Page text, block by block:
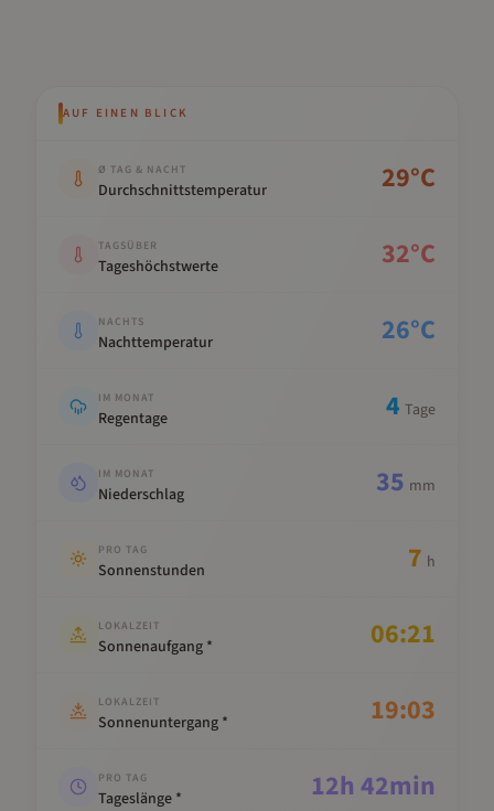
AUF EINEN BLICK
Ø TAG & NACHT
Durchschnittstemperatur 29°C
TAGSÜBER
Tageshöchstwerte 32°C
NACHTS
Nachttemperatur 26°C
IM MONAT
Regentage 4 Tage
IM MONAT
Niederschlag 35 mm
PRO TAG
Sonnenstunden 7 h
LOKALZEIT
Sonnenaufgang * 06:21
LOKALZEIT
Sonnenuntergang * 19:03
PRO TAG
Tageslänge * 12h 42min